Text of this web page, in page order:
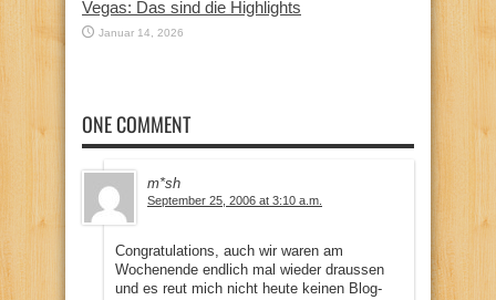
Vegas: Das sind die Highlights
Januar 14, 2026
ONE COMMENT
m*sh
September 25, 2006 at 3:10 a.m.
Congratulations, auch wir waren am
Wochenende endlich mal wieder draussen
und es reut mich nicht heute keinen Blog-